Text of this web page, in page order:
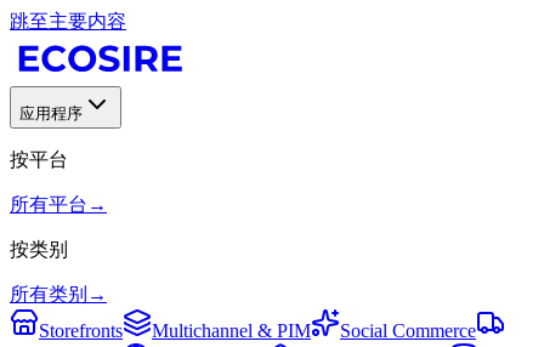
跳至主要内容
应用程序
按平台
所有平台 →
按类别
所有类别 →
Storefronts
Multichannel & PIM
Social Commerce